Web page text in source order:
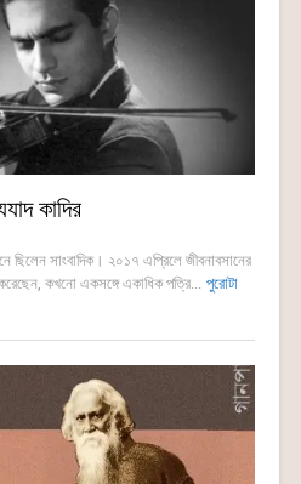
কাদির
ছিলেন সাংবাদিক। ২০১৭ এপ্রিলে জীবনাবসানের
কখনো একসঙ্গে একাধিক পত্রি... পুরোটা